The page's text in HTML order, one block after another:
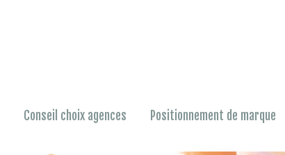
Conseil choix agences Positionnement de marque